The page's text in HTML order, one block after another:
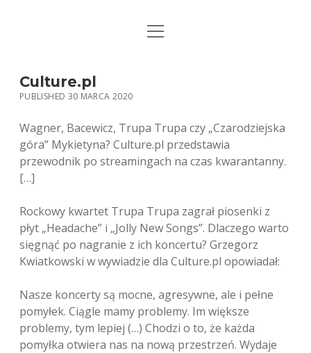
STRONA GŁÓWNA
MUZYKA
BIO / KONTAKT
open
Culture.pl
PUBLISHED 30 MARCA 2020
Wagner, Bacewicz, Trupa Trupa czy „Czarodziejska
góra” Mykietyna? Culture.pl przedstawia
przewodnik po streamingach na czas kwarantanny.
[…]
Rockowy kwartet Trupa Trupa zagrał piosenki z
płyt „Headache” i „Jolly New Songs”. Dlaczego warto
sięgnąć po nagranie z ich koncertu? Grzegorz
Kwiatkowski w wywiadzie dla Culture.pl opowiadał:
Nasze koncerty są mocne, agresywne, ale i pełne
pomyłek. Ciągle mamy problemy. Im większe
problemy, tym lepiej (…) Chodzi o to, że każda
pomyłka otwiera nas na nową przestrzeń. Wydaje